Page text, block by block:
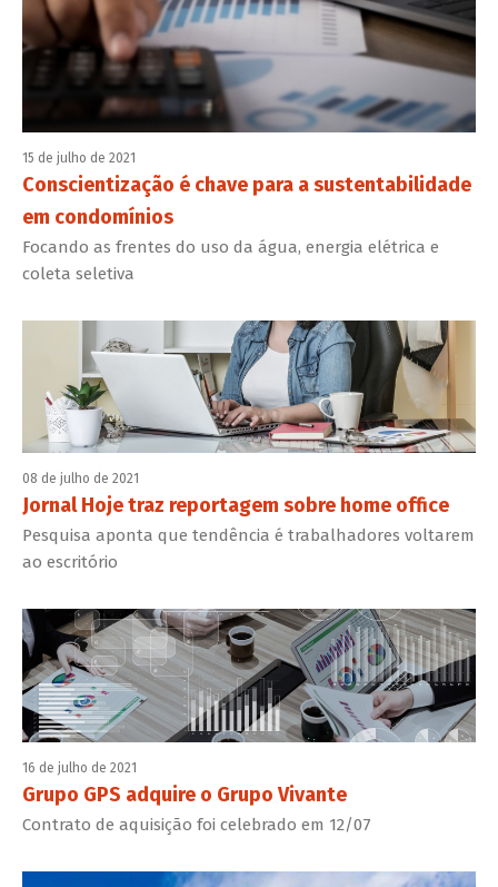
15 de julho de 2021
Conscientização é chave para a sustentabilidade
em condomínios
Focando as frentes do uso da água, energia elétrica e
coleta seletiva
08 de julho de 2021
Jornal Hoje traz reportagem sobre home office
Pesquisa aponta que tendência é trabalhadores voltarem
ao escritório
16 de julho de 2021
Grupo GPS adquire o Grupo Vivante
Contrato de aquisição foi celebrado em 12/07